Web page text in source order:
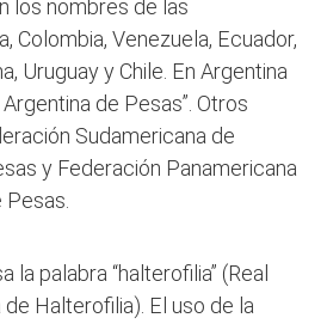
los nombres de las
Colombia, Venezuela, Ecuador,
Uruguay y Chile. En Argentina
de Pesas”. Otros
Sudamericana de
y Federación Panamericana
Pesas.
la palabra “halterofilia” (Real
Halterofilia). El uso de la